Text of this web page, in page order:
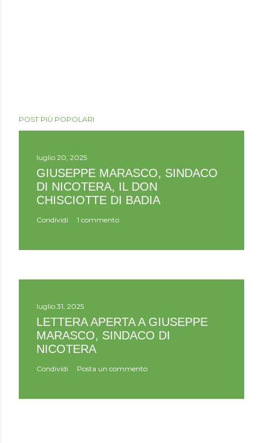
POST PIÙ POPOLARI
luglio 20, 2025
GIUSEPPE MARASCO, SINDACO
DI NICOTERA, IL DON
CHISCIOTTE DI BADIA
Condividi 1 commento
luglio 31, 2025
LETTERA APERTA A GIUSEPPE
MARASCO, SINDACO DI
NICOTERA
Condividi Posta un commento